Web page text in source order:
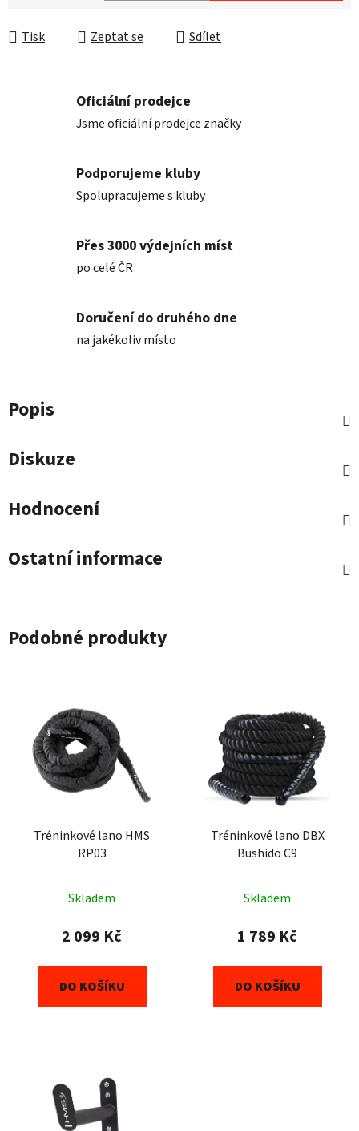
Tisk Zeptat se Sdílet
Oficiální prodejce
Jsme oficiální prodejce značky
Podporujeme kluby
Spolupracujeme s kluby
Přes 3000 výdejních míst
po celé ČR
Doručení do druhého dne
na jakékoliv místo
Popis
Diskuze
Hodnocení
Ostatní informace
Podobné produkty
Tréninkové lano HMS
RP03
Skladem
2 099 Kč
DO KOŠÍKU
Tréninkové lano DBX
Bushido C9
Skladem
1 789 Kč
DO KOŠÍKU